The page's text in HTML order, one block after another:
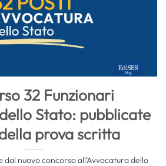
32 Funzionari
Stato: pubblicate
prova scritta
nuovo concorso all’Avvocatura dello